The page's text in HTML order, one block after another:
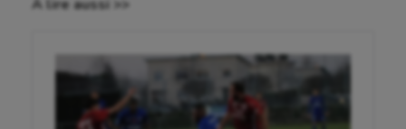
Sport santé
Sport-entreprise
À lire aussi >>